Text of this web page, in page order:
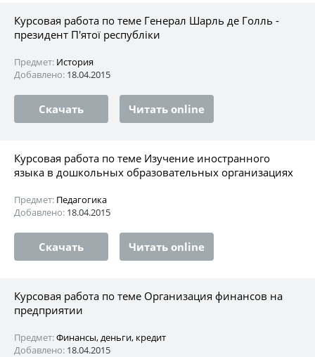
Курсовая работа по теме Генерал Шарль де Голль -
президент П'ятої республіки
Предмет: История
Добавлено: 18.04.2015
Скачать Читать online
Курсовая работа по теме Изучение иностранного
языка в дошкольных образовательных организациях
Предмет: Педагогика
Добавлено: 18.04.2015
Скачать Читать online
Курсовая работа по теме Организация финансов на
предприятии
Предмет:Финансы, деньги, кредит
Добавлено: 18.04.2015